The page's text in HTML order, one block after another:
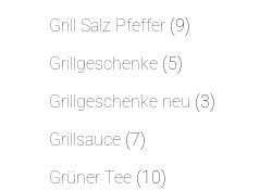
Produkte
Grill Salz Pfeffer 99
Grillgeschenke 55
Produkte
Grillgeschenke neu 33
Grillsauce 77
Produkte
Grüner Tee 1010